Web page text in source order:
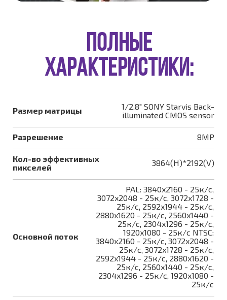
ПОЛНЫЕ
ХАРАКТЕРИСТИКИ:
Размер матрицы
1/2.8" SONY Starvis Back-
illuminated CMOS sensor
Разрешение 8MP
Кол-во эффективных
пикселей
3864(H)*2192(V)
Основной поток
PAL: 3840x2160 - 25к/с,
3072x2048 - 25к/с, 3072x1728 -
25к/с, 2592x1944 - 25к/с,
2880x1620 - 25к/с, 2560x1440 -
25к/с, 2304x1296 - 25к/с,
1920x1080 - 25к/с NTSC:
3840x2160 - 25к/с, 3072x2048 -
25к/с, 3072x1728 - 25к/с,
2592x1944 - 25к/с, 2880x1620 -
25к/с, 2560x1440 - 25к/с,
2304x1296 - 25к/с, 1920x1080 -
25к/с